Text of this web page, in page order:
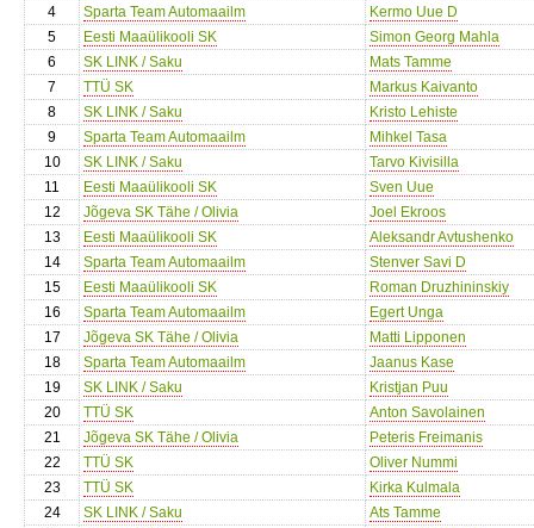
4
Sparta Team Automaailm
Kermo Uue D
5
Eesti Maaülikooli SK
Simon Georg Mahla
6
SK LINK / Saku
Mats Tamme
7
TTÜ SK
Markus Kaivanto
8
SK LINK / Saku
Kristo Lehiste
9
Sparta Team Automaailm
Mihkel Tasa
10
SK LINK / Saku
Tarvo Kivisilla
11
Eesti Maaülikooli SK
Sven Uue
12
Jõgeva SK Tähe / Olivia
Joel Ekroos
13
Eesti Maaülikooli SK
Aleksandr Avtushenko
14
Sparta Team Automaailm
Stenver Savi D
15
Eesti Maaülikooli SK
Roman Druzhininskiy
16
Sparta Team Automaailm
Egert Unga
17
Jõgeva SK Tähe / Olivia
Matti Lipponen
18
Sparta Team Automaailm
Jaanus Kase
19
SK LINK / Saku
Kristjan Puu
20
TTÜ SK
Anton Savolainen
21
Jõgeva SK Tähe / Olivia
Peteris Freimanis
22
TTÜ SK
Oliver Nummi
23
TTÜ SK
Kirka Kulmala
24
SK LINK / Saku
Ats Tamme